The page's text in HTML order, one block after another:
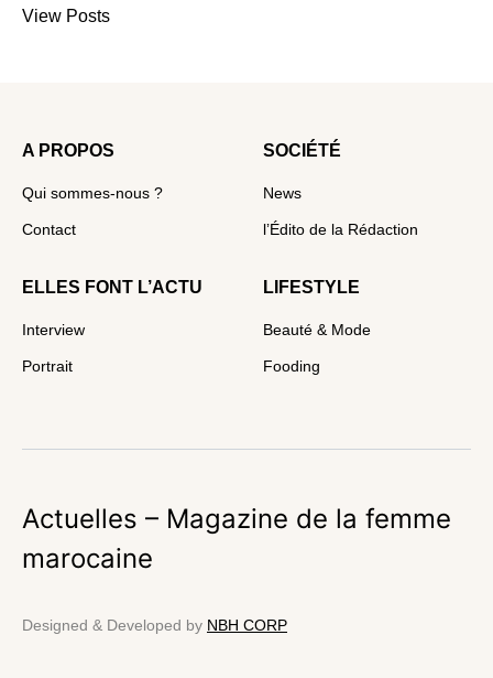
View Posts
A PROPOS
Qui sommes-nous ?
Contact
SOCIÉTÉ
News
l’Édito de la Rédaction
ELLES FONT L’ACTU
Interview
Portrait
LIFESTYLE
Beauté & Mode
Fooding
Actuelles – Magazine de la femme
marocaine
Designed & Developed by NBH CORP